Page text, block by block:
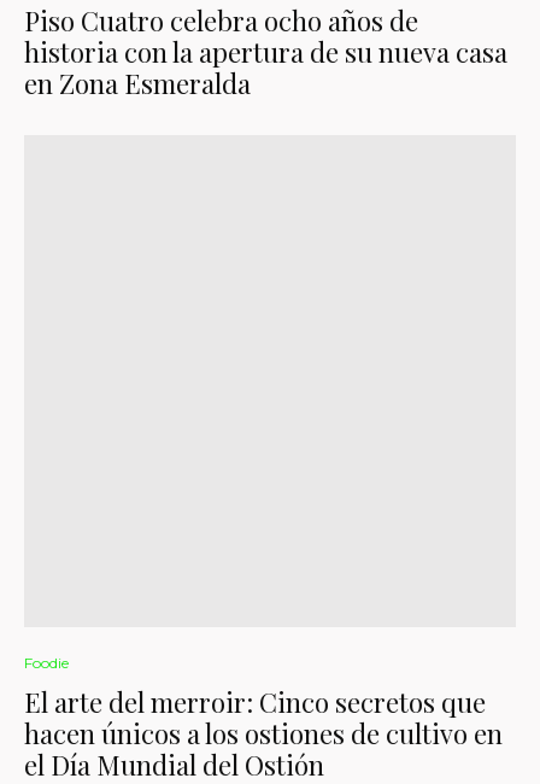
Piso Cuatro celebra ocho años de
historia con la apertura de su nueva casa
en Zona Esmeralda
Foodie
El arte del merroir: Cinco secretos que
hacen únicos a los ostiones de cultivo en
el Día Mundial del Ostión